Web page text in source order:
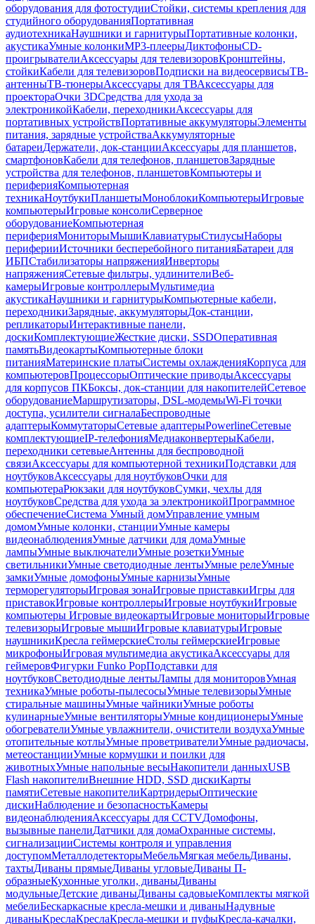
оборудования для фотостудииСтойки, системы крепления для
студийного оборудованияПортативная
аудиотехникаНаушники и гарнитурыПортативные колонки,
акустикаУмные колонкиMP3-плеерыДиктофоныCD-
проигрывателиАксессуары для телевизоровКронштейны,
стойкиКабели для телевизоровПодписки на видеосервисыТВ-
антенныТВ-тюнерыАксессуары для ТВАксессуары для
проектораОчки 3DСредства для ухода за
электроникойКабели, переходникиАксессуары для
портативных устройствПортативные аккумуляторыЭлементы
питания, зарядные устройстваАккумуляторные
батареиДержатели, док-станцииАксессуары для планшетов,
смартфоновКабели для телефонов, планшетовЗарядные
устройства для телефонов, планшетовКомпьютеры и
периферияКомпьютерная
техникаНоутбукиПланшетыМоноблокиКомпьютерыИгровые
компьютерыИгровые консолиСерверное
оборудованиеКомпьютерная
периферияМониторыМышиКлавиатурыСтилусыНаборы
периферииИсточники бесперебойного питанияБатареи для
ИБПСтабилизаторы напряженияИнверторы
напряженияСетевые фильтры, удлинителиВеб-
камерыИгровые контроллерыМультимедиа
акустикаНаушники и гарнитурыКомпьютерные кабели,
переходникиЗарядные, аккумуляторыДок-станции,
репликаторыИнтерактивные панели,
доскиКомплектующиеЖесткие диски, SSDОперативная
памятьВидеокартыКомпьютерные блоки
питанияМатеринские платыСистемы охлажденияКорпуса для
компьютеровПроцессорыОптические приводыАксессуары
для корпусов ПКБоксы, док-станции для накопителейСетевое
оборудованиеМаршрутизаторы, DSL-модемыWi-Fi точки
доступа, усилители сигналаБеспроводные
адаптерыКоммутаторыСетевые адаптерыPowerlineСетевые
комплектующиеIP-телефонияМедиаконвертерыКабели,
переходники сетевыеАнтенны для беспроводной
связиАксессуары для компьютерной техникиПодставки для
ноутбуковАксессуары для ноутбуковОчки для
компьютераРюкзаки для ноутбуковСумки, чехлы для
ноутбуковСредства для ухода за электроникойПрограммное
обеспечениеСистема Умный домУправление умным
домомУмные колонки, станцииУмные камеры
видеонаблюденияУмные датчики для домаУмные
лампыУмные выключателиУмные розеткиУмные
светильникиУмные светодиодные лентыУмные релеУмные
замкиУмные домофоныУмные карнизыУмные
терморегуляторыИгровая зонаИгровые приставкиИгры для
приставокИгровые контроллерыИгровые ноутбукиИгровые
компьютеры Игровые видеокартыИгровые мониторыИгровые
телевизорыИгровые мышиИгровые клавиатурыИгровые
наушникиКресла геймерскиеСтолы геймерскиеИгровые
микрофоныИгровая мультимедиа акустикаАксессуары для
геймеровФигурки Funko PopПодставки для
ноутбуковСветодиодные лентыЛампы для мониторовУмная
техникаУмные роботы-пылесосыУмные телевизорыУмные
стиральные машиныУмные чайникиУмные роботы
кулинарныеУмные вентиляторыУмные кондиционерыУмные
обогревателиУмные увлажнители, очистители воздухаУмные
отопительные котлыУмные проветривателиУмные радиочасы,
метеостанцииУмные кормушки и поилки для
животныхУмные напольные весыНакопители данныхUSB
Flash накопителиВнешние HDD, SSD дискиКарты
памятиСетевые накопителиКартридерыОптические
дискиНаблюдение и безопасностьКамеры
видеонаблюденияАксессуары для CCTVДомофоны,
вызывные панелиДатчики для домаОхранные системы,
сигнализацииСистемы контроля и управления
доступомМеталлодетекторыМебельМягкая мебельДиваны,
тахтыДиваны прямыеДиваны угловыеДиваны П-
образныеКухонные уголки, диваныДиваны
модульныеДетские диваныДиваны садовыеКомплекты мягкой
мебелиБескаркасные кресла-мешки и диваныНадувные
диваныКреслаКреслаКресла-мешки и пуфыКресла-качалки,